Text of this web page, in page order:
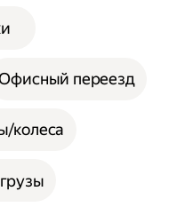
переезд
колеса